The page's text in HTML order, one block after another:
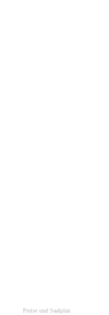
Preise und Saalplan